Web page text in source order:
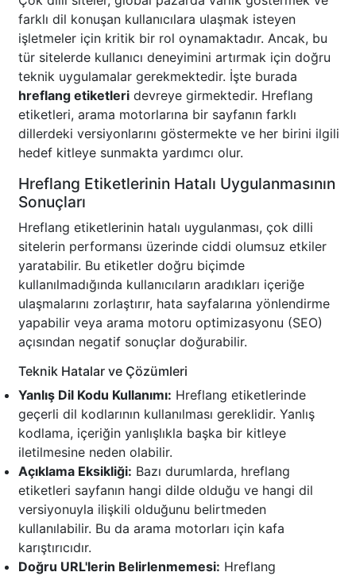
farklı dil konuşan kullanıcılara ulaşmak isteyen
işletmeler için kritik bir rol oynamaktadır. Ancak, bu
tür sitelerde kullanıcı deneyimini artırmak için doğru
teknik uygulamalar gerekmektedir. İşte burada
hreflang etiketleri devreye girmektedir. Hreflang
etiketleri, arama motorlarına bir sayfanın farklı
dillerdeki versiyonlarını göstermekte ve her birini ilgili
hedef kitleye sunmakta yardımcı olur.
Hreflang Etiketlerinin Hatalı Uygulanmasının
Sonuçları
Hreflang etiketlerinin hatalı uygulanması, çok dilli
sitelerin performansı üzerinde ciddi olumsuz etkiler
yaratabilir. Bu etiketler doğru biçimde
kullanılmadığında kullanıcıların aradıkları içeriğe
ulaşmalarını zorlaştırır, hata sayfalarına yönlendirme
yapabilir veya arama motoru optimizasyonu (SEO)
açısından negatif sonuçlar doğurabilir.
Teknik Hatalar ve Çözümleri
Yanlış Dil Kodu Kullanımı: Hreflang etiketlerinde
geçerli dil kodlarının kullanılması gereklidir. Yanlış
kodlama, içeriğin yanlışlıkla başka bir kitleye
iletilmesine neden olabilir.
Açıklama Eksikliği: Bazı durumlarda, hreflang
etiketleri sayfanın hangi dilde olduğu ve hangi dil
versiyonuyla ilişkili olduğunu belirtmeden
kullanılabilir. Bu da arama motorları için kafa
karıştırıcıdır.
Doğru URL'lerin Belirlenmemesi: Hreflang